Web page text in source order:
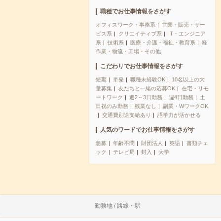
職種でお仕事情報をさがす
オフィスワーク・事務系
営業・販売・サー
ビス系
クリエイティブ系
IT・エンジニア
系
技術系 医療・介護・福祉・教育系
軽
作業・物流・工場・その他
こだわりでお仕事情報をさがす
短期 単発 職種未経験OK
10名以上の大
量募集
友だちと一緒の応募OK
在宅・リモ
ートワーク
週2～3日勤務 週4日勤務
土
日祝のみ勤務
残業なし
副業・WワークOK
交通費別途支給あり
語学力が活かせる
人気のワードでお仕事情報をさがす
急募 年齢不問 財団法人 英語
書類チェ
ック
テレビ局 封入 大学
勤務地 / 路線・駅